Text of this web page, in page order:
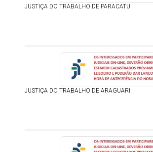
JUSTIÇA DO TRABALHO DE PARACATU
JUSTIÇA DO TRABALHO DE ARAGUARI